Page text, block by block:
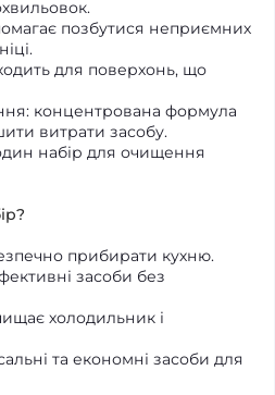
позбутися неприємних
для поверхонь, що
концентрована формула
витрати засобу.
набір для очищення
прибирати кухню.
засоби без
холодильник і
та економні засоби для